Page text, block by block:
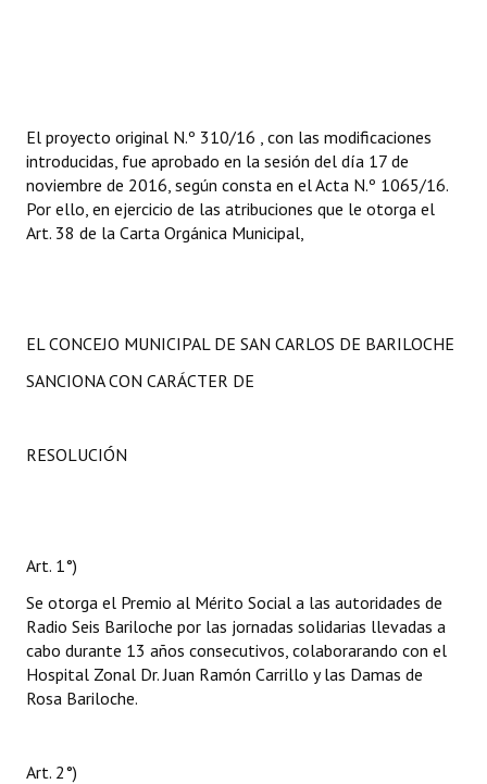
El proyecto original N.º 310/16 , con las modificaciones
introducidas, fue aprobado en la sesión del día 17 de
noviembre de 2016, según consta en el Acta N.º 1065/16.
Por ello, en ejercicio de las atribuciones que le otorga el
Art. 38 de la Carta Orgánica Municipal,
EL CONCEJO MUNICIPAL DE SAN CARLOS DE BARILOCHE
SANCIONA CON CARÁCTER DE
RESOLUCIÓN
Art. 1°)
Se otorga el Premio al Mérito Social a las autoridades de
Radio Seis Bariloche por las jornadas solidarias llevadas a
cabo durante 13 años consecutivos, colaborarando con el
Hospital Zonal Dr. Juan Ramón Carrillo y las Damas de
Rosa Bariloche.
Art. 2°)